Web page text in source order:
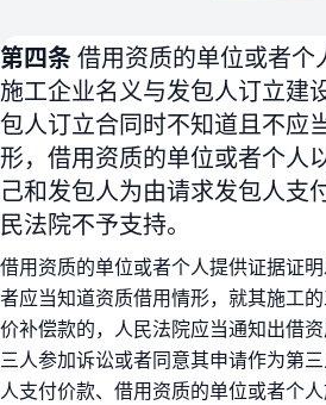
第四条借用资质的单位或者
施工企业名义与发包人订立建
包人订立合同时不知道且不应
形，借用资质的单位或者个人
己和发包人为由请求发包人支
民法院不予支持。
借用资质的单位或者个人提供证据证
者应当知道资质借用情形，就其施工
价补偿款的，人民法院应当通知出借
三人参加诉讼或者同意其申请作为第
人支付价款、借用资质的单位或者个